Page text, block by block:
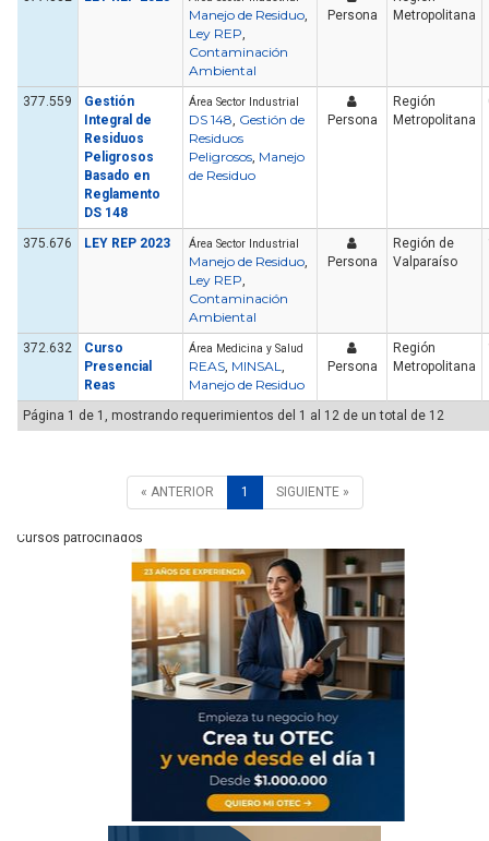
Manejo de Residuo,
Ley REP,
Contaminación
Ambiental
Persona
Metropolitana
377.559
Gestión
Integral de
Residuos
Peligrosos
Basado en
Reglamento
DS 148
Área Sector Industrial
DS 148, Gestión de
Residuos
Peligrosos, Manejo
de Residuo
Persona
Región
Metropolitana
375.676 LEY REP 2023 Área Sector Industrial
Manejo de Residuo,
Ley REP,
Contaminación
Ambiental
Persona
Región de
Valparaíso
372.632
Curso
Presencial
Reas
Área Medicina y Salud
REAS, MINSAL,
Manejo de Residuo
Persona
Región
Metropolitana
Página 1 de 1, mostrando requerimientos del 1 al 12 de un total de 12
« ANTERIOR 1 SIGUIENTE »
Cursos patrocinados